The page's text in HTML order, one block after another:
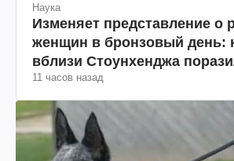
Наука
Изменяет представление о
женщин в бронзовый день:
вблизи Стоунхенджа
(фото)
11 часов назад